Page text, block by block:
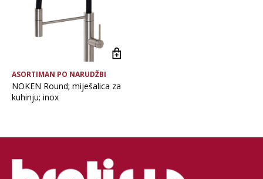
Glavna boja
ASORTIMAN PO NARUDŽBI
NOKEN Round; miješalica za
kuhinju; inox